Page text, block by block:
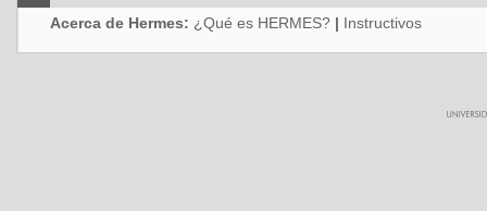
Acerca de Hermes: ¿Qué es HERMES? | Instructivos